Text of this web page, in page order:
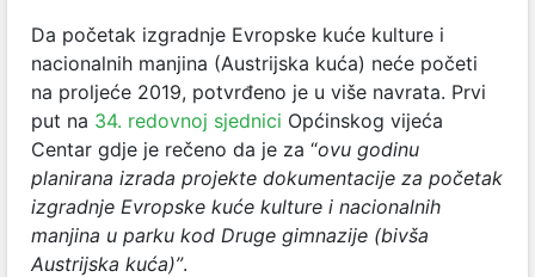
Da početak izgradnje Evropske kuće kulture i
nacionalnih manjina (Austrijska kuća) neće početi
na proljeće 2019, potvrđeno je u više navrata. Prvi
put na 34. redovnoj sjednici Općinskog vijeća
Centar gdje je rečeno da je za “ovu godinu
planirana izrada projekte dokumentacije za početak
izgradnje Evropske kuće kulture i nacionalnih
manjina u parku kod Druge gimnazije (bivša
Austrijska kuća)”.